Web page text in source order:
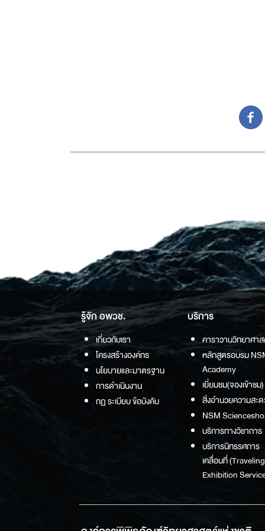
รู้จัก อพวช.
เกี่ยวกับเรา
โครงสร้างองค์กร
นโยบายและมาตรฐาน
การดำเนินงาน
กฏ ระเบียบ ข้อบังคับ
บริการ
คาราวานวิทยาศา
หลักสูตรอบรม
Academy
เยี่ยมชม(จองเข้าชม)
สิ่งอำนวยความสะ
NSM
บริการทางวิชาการ
บริการนิทรรศการ
เคลื่อนที่ (Traveling
Exhibition